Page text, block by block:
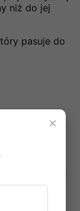
niż do jej
pasuje do
proste,
składające
elastyczne
wielkości
×